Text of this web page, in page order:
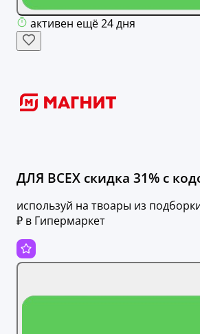
активен ещё 24 дня
ДЛЯ ВСЕХ скидка 31% с
используй на твоары из
₽ в Гипермаркет